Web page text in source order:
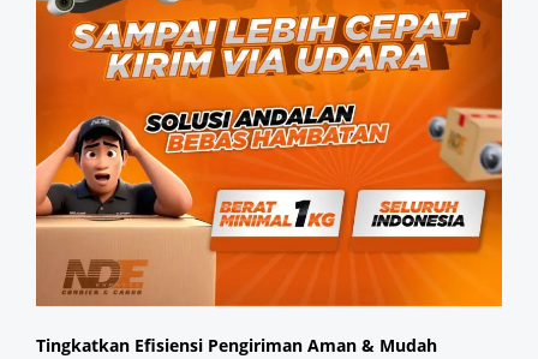
Tingkatkan Efisiensi Pengiriman Aman & Mudah